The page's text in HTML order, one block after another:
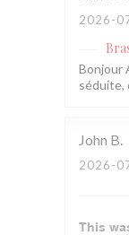
2026-
Bonjour
séduite,
John B
2026-
This